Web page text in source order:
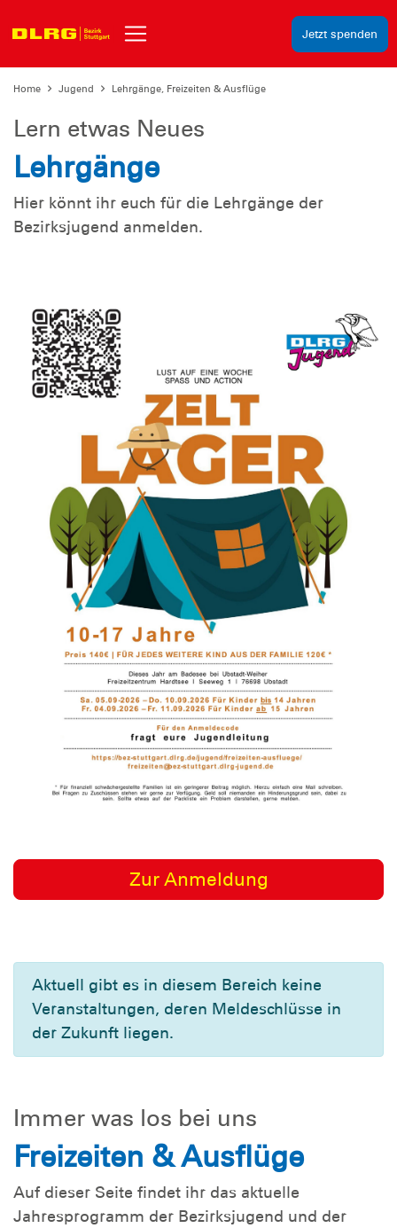
Jetzt spenden
Home Jugend Lehrgänge, Freizeiten & Ausflüge
Lern etwas Neues
Lehrgänge
Hier könnt ihr euch für die Lehrgänge der
Bezirksjugend anmelden.
Zur Anmeldung
Aktuell gibt es in diesem Bereich keine
Veranstaltungen, deren Meldeschlüsse in
der Zukunft liegen.
Immer was los bei uns
Freizeiten & Ausflüge
Auf dieser Seite findet ihr das aktuelle
Jahresprogramm der Bezirksjugend und der